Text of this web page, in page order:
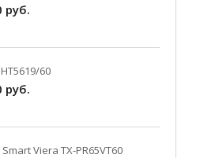
руб.
60
руб.
Viera TX-PR65VT60